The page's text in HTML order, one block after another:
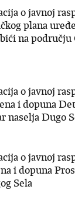
o javnoj
plana
na području
o javnoj
i dopuna
naselja Dugo
o javnoj
i dopuna
Sela